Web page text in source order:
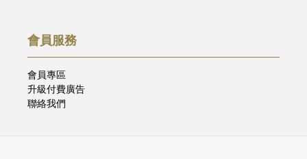
會員服務
會員專區
升級付費廣告
聯絡我們